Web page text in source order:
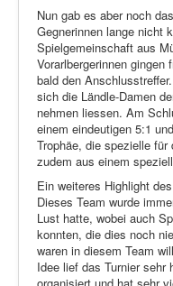
Nun gab es aber noch
Gegnerinnen lange nicht
Spielgemeinschaft aus
Vorarlbergerinnen
bald den
sich die Ländle-Damen
nehmen liessen. Am
einem eindeutigen 5:1
Trophäe, die spezielle für
zudem aus einem
Ein weiteres Highlight
Dieses Team wurde
Lust hatte, wobei auch
konnten, die dies noch
waren in diesem Team
Idee lief das Turnier sehr